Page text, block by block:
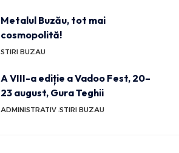
Metalul Buzău, tot mai
cosmopolită!
STIRI BUZAU
A VIII-a ediție a Vadoo Fest, 20–
23 august, Gura Teghii
ADMINISTRATIV STIRI BUZAU